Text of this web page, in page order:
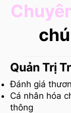
Quản Trị
Đánh giá
Cá nhân hóa
thông